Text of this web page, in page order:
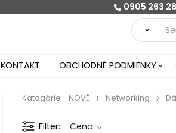
0905 263
KONTAKT OBCHODNÉ PODMIENKY
Katogórie - NOVÉ Networking
Filter Cena